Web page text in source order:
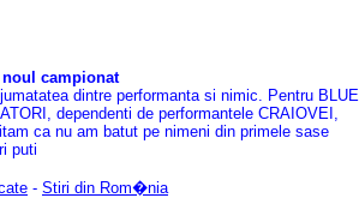
campionat
dintre performanta si nimic. Pentru BLUE
dependenti de performantele CRAIOVEI,
ca nu am batut pe nimeni din primele sase
puti
- Stiri din Rom�nia